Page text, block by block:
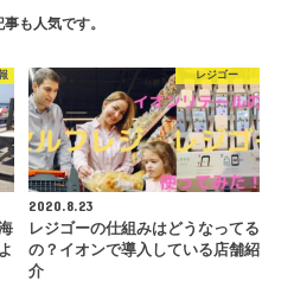
も人気です。
レジゴー
2020.8.23
レジゴーの仕組みはどうなってる
の？イオンで導入している店舗紹
介